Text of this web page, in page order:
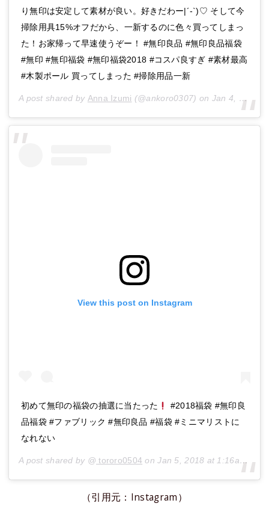
り無印は安定して素材が良い。好きだわー|´-`)♡ そして今
掃除用具15%オフだから、一新するのに色々買ってしまっ
た！お家帰って早速使うぞー！ #無印良品 #無印良品福袋
#無印 #無印福袋 #無印福袋2018 #コスパ良すぎ #素材最高
#木製ポール 買ってしまった #掃除用品一新
A post shared by Anna Izumi (@ankoro0307) on Jan 4, 2018 at 9:07pm PST
View this post on Instagram
初めて無印の福袋の抽選に当たった
#2018福袋 #無印良
品福袋 #ファブリック #無印良品 #福袋 #ミニマリストに
なれない
A post shared by @ tororo0504 onJan 5, 2018 at 1:16am PST
（引用元：Instagram）